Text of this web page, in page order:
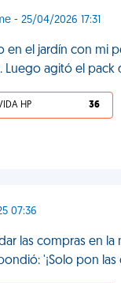
- 25/04/2026 17:31
en el jardín con mi
Luego agitó el pack
HP 36
07:36
las compras en
'¡Solo pon